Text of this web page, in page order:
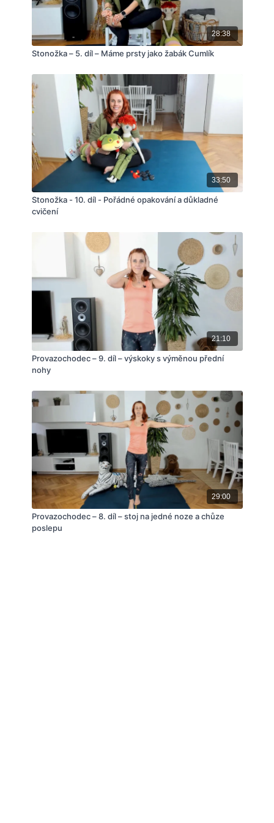
28:38
Stonožka – 5. díl – Máme prsty jako žabák Cumlík
33:50
Stonožka - 10. díl - Pořádné opakování a důkladné
cvičení
21:10
Provazochodec – 9. díl – výskoky s výměnou přední
nohy
29:00
Provazochodec – 8. díl – stoj na jedné noze a chůze
poslepu